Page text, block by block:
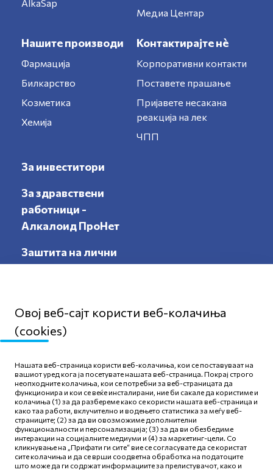
AlkaSap
Медиа Центар
Нашите производи
Фармација
Билкарство
Козметика
Хемија
Контактирајте нè
Корпоративни контакти
Поставете прашање
Пријавете несакана
реакција на лек
ЧПП
За инвеститори
За здравствени
работници -
Алкалоид ПроНет
Заштита на лични
податоци
Политика за приватност
Правила и услови за
користење
Политика за колачиња
Овој веб-сајт користи веб-колачиња
(cookies)
Нашата веб-страница користи веб-колачиња, кои се поставуваат на
вашиот уред кога ја посетувате нашата веб-страница. Покрај строго
неопходните колачиња, кои се потребни за веб-страницата да
функционира и кои се веќе инсталирани, ние би сакале да користиме и
колачиња (1) за да разбереме како се користи нашата веб-страница и
како таа работи, вклучително и водењето статистика за меѓу веб-
страниците; (2) за да ви овозможиме дополнителни
функционалности и персонализација; (3) за да ви обезбедиме
интеракции на социјалните медиуми и (4) за маркетинг-цели. Со
кликнување на „Прифати ги сите“ вие се согласувате да се користат
сите колачиња и да се врши соодветна обработка на податоците
што може да ги содржат информациите за прелистувачот, како и